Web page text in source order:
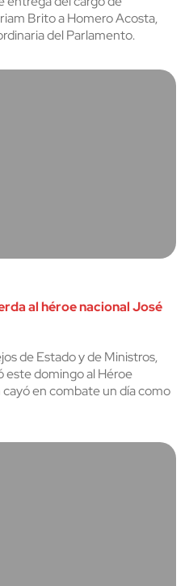
Brito a Homero Acosta,
del Parlamento.
al héroe nacional José
de Estado y de Ministros,
este domingo al Héroe
en combate un día como